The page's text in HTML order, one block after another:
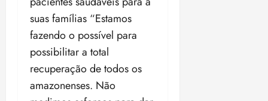
suas famílias “Estamos
fazendo o possível para
possibilitar a total
recuperação de todos os
amazonenses. Não